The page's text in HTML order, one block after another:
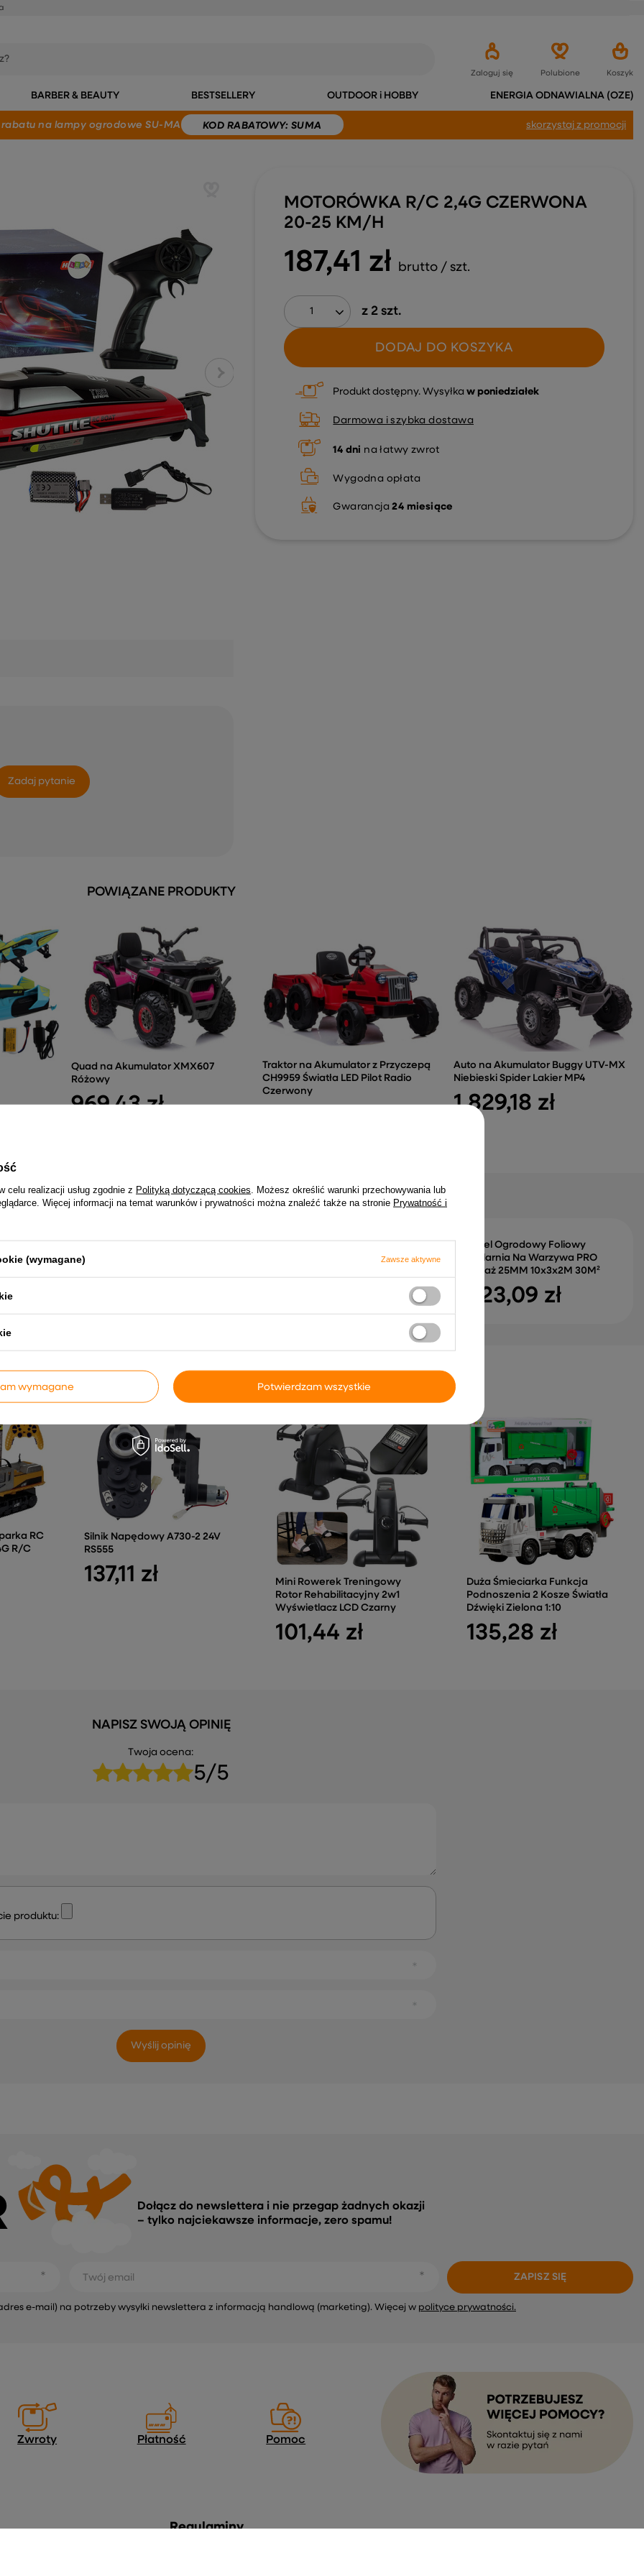
Zaloguj się Polubione Koszyk
BARBER & BEAUTY BESTSELLERY OUTDOOR i HOBBY ENERGIA ODNAWIALNA (OZE)
rabatu na lampy ogrodowe SU-MA KOD RABATOWY: SUMA skorzystaj z promocji
187,41 zł brutto / szt.
z 2szt.
DODAJ DO KOSZYKA
MOTORÓWKA R/C 2,4G CZERWONA
20-25 KM/H
Produkt dostępny Wysyłkaw poniedziałek
Darmowa i szybka dostawa
14 dni na łatwy zwrot
Wygodna opłata
Gwarancja 24 miesiące
Zadaj pytanie
POWIĄZANE PRODUKTY
Quad na Akumulator XMX607
Różowy
969,43 zł
Traktor na Akumulator z Przyczepą
CH9959 Światła LED Pilot Radio
Czerwony
Auto na Akumulator Buggy UTV-MX
Niebieski Spider Lakier MP4
1 829,18 zł
NAJCZĘŚCIEJ KUPOWANE RAZEM
Pojazd na Akumulator BLT-688
Tunel Ogrodowy Foliowy
Szklarnia Na Warzywa PRO
Stelaż 25MM 10x3x2M 30M²
823,09 zł
INNE PRODUKTY PRODUCENTA
RC
R/C
Silnik Napędowy A730-2 24V
RS555
137,11 zł
Mini Rowerek Treningowy
Rotor Rehabilitacyjny 2w1
Wyświetlacz LCD Czarny
101,44 zł
Duża Śmieciarka Funkcja
Podnoszenia 2 Kosze Światła
Dźwięki Zielona 1:10
135,28 zł
NAPISZ SWOJĄ OPINIĘ
Twoja ocena:
5/5
produktu:
Wyślij opinię
Dołącz do newslettera i nie przegap żadnych okazji
– tylko najciekawsze informacje, zero spamu!
Twój email
e-mail) na potrzeby wysyłki newslettera z informacją handlową (marketing). Więcej w polityce prywatności.
ZAPISZ SIĘ
Zwroty Płatność Pomoc
Regulaminy
celu realizacji usług zgodnie z Polityką dotyczącą cookies . Możesz określić warunki przechowywania lub
Więcej informacji na temat warunków i prywatności można znaleźć także na stronie Prywatność i
(wymagane) Zawsze aktywne
wymagane Potwierdzam wszystkie